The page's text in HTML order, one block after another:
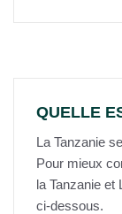
QUELLE
La Tanzanie
Pour mieux
la Tanzanie et
ci-dessous.